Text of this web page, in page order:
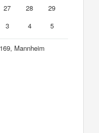
27 28
29
3 4 5
Mannheim